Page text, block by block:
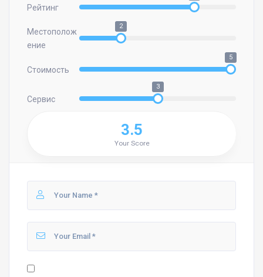
Рейтинг
Местополож
ение
2
Стоимость
5
Сервис
3
3.5
Your Score